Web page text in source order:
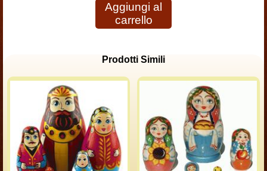
Aggiungi al
carrello
Prodotti Simili